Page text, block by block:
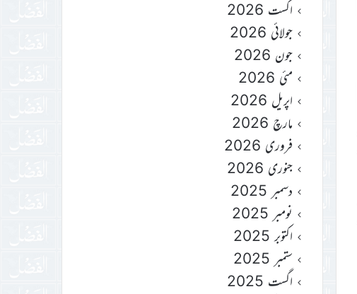
اگست 2026
جولائی 2026
جون 2026
مئی 2026
اپریل 2026
مارچ 2026
فروری 2026
جنوری 2026
دسمبر 2025
نومبر 2025
اکتوبر 2025
ستمبر 2025
اگست 2025